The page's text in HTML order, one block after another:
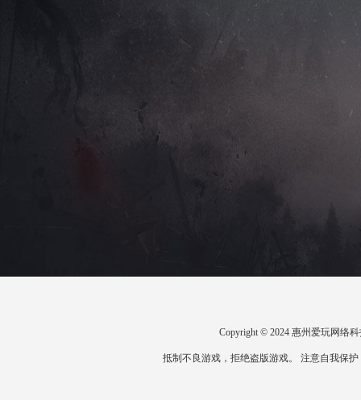
Copyright © 2024 惠州爱玩网络
抵制不良游戏，拒绝盗版游戏。 注意自我保